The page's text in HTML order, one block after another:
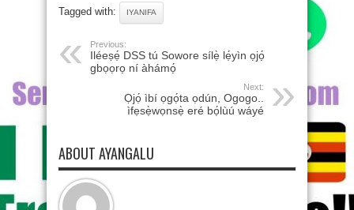
Tagged with: IYANIFA
Previous:
Iléeṣẹ́ DSS tú Sowore sílẹ̀ lẹ́yìn ọjọ́
gbọọrọ ní àhámọ́
Next:
Ọjọ́ ìbí ọgọ́ta ọdún, Ogogo..
ìfẹsẹ̀wọnsẹ̀ eré bọ́lùú wáyé
ABOUT AYANGALU